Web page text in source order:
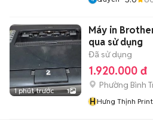
1 phút trước 1
Máy in
qua sử dụng
Đã sử dụng
1.920.000 đ
Phường Bình
HHưng Thịnh